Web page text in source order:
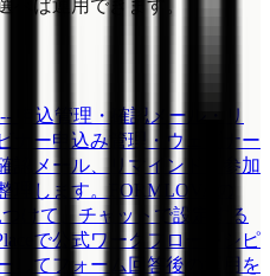
べば運用できます。
申込管理・確認メール・リ
ナー申込み管理・ウェビナー
認メール、リマインド、参加
理します。
FORMLOVAの
けて、チャットで設定する
で公式ワークフローレシピ
してフォーム回答後の運用を